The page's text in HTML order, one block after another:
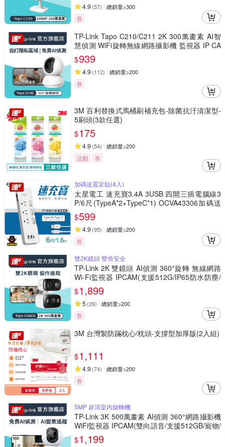
4.9 (57) 總銷量>300
券
TP-Link Tapo C210/C211 2K 300萬畫素 AI智
慧偵測 WiFi旋轉無線網路攝影機 監視器 IP CA
M(360°旋轉/哭聲偵測/支援512G)
$939
4.9 (112) 總銷量>200
券
3M 百利替換式馬桶刷補充包-除菌抗汙清潔型-
5刷頭(3款任選)
$175
4.9 (54) 總銷量>200
活動 券
加碼送震定貼(4入)
太星電工 速充寶3.4A 3USB 四開三插電腦線3
P/6尺(TypeA*2+TypeC*1) OCVA43306加碼送
震定貼(4入)
$599
4.9 (95) 總銷量>200
券
雙2K鏡頭 雙倍安全
TP-Link 2K 雙鏡頭 AI偵測 360°旋轉 無線網路
Wi-Fi監視器 IPCAM(支援512G/IP65防水防塵/
Tapo C246D)
$1,899
5 (26) 總銷量>200
券
3M 台灣製防蹣枕心/枕頭-支撐型加厚版(2入組)
$1,111
4.9 (74) 總銷量>200
券
5MP 超清室內旋轉機
TP-Link 3K 500萬畫素 AI偵測 360°網路攝影機
WiFi監視器 IPCAM(雙向語音/支援512GB/寵物/
嬰兒/長輩/Tapo C230 )
$1,199